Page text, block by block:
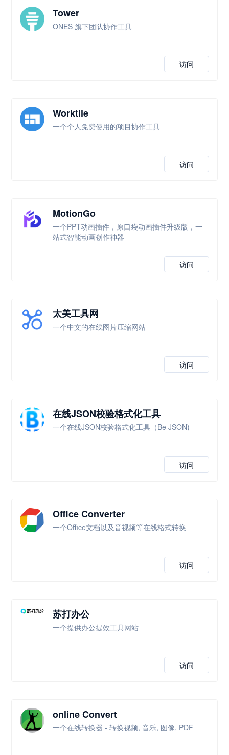
Tower
ONES 旗下团队协作工具
访问
Worktile
一个个人免费使用的项目协作工具
访问
MotionGo
一个PPT动画插件，原口袋动画插件升级版，一
站式智能动画创作神器
访问
太美工具网
一个中文的在线图片压缩网站
访问
在线JSON校验格式化工具
一个在线JSON校验格式化工具（Be JSON)
访问
Office Converter
一个Office文档以及音视频等在线格式转换
访问
苏打办公
一个提供办公提效工具网站
访问
online Convert
一个在线转换器 - 转换视频, 音乐, 图像, PDF